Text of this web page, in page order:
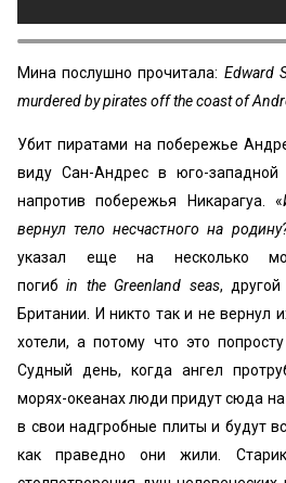
Мина послушно прочитала: Edward
murdered by pirates off the coast of
Убит пиратами на побережье
виду Сан-Андрес в юго-западной
напротив побережья Никарагуа. «
вернул тело несчастного на
указал еще на несколько
погибin the Greenland seas,
Британии. И никто так и не вернул
хотели, а потому что это
Судный день, когда ангел
морях-океанах люди придут сюда
в свои надгробные плиты и будут
как праведно они жили.